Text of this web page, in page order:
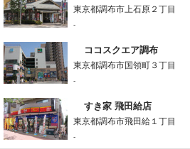
東京都調布市上石原２丁目
-
ココスクエア調布
東京都調布市国領町３丁目
-
すき家 飛田給店
東京都調布市飛田給１丁目
-